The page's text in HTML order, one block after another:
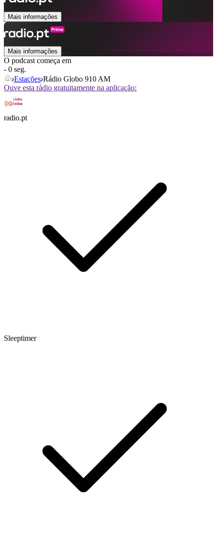
Mais informações
Mais informações
O podcast começa em
- 0 seg.
Estações Rádio Globo 910 AM
Ouve esta rádio gratuitamente na aplicação:
radio.pt
Sleeptimer